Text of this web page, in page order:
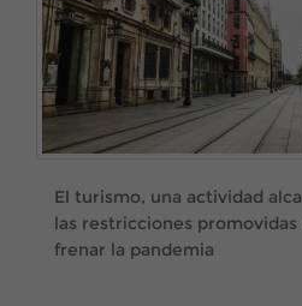
El turismo, una actividad
las restricciones promovidas
frenar la pandemia